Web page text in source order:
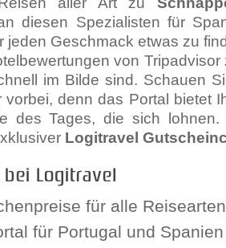
diesen Spezialisten für
jeden Geschmack etwas zu
von
im Bilde sind. Schauen
vorbei, denn das Portal bietet
des Tages, die sich
Logitravel
Logitravel
für alle Reisearten
für Portugal und Spanien